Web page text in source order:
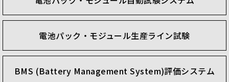
電池パック・モジュール生産ライン試験
BMS (Battery Management System)評価システム